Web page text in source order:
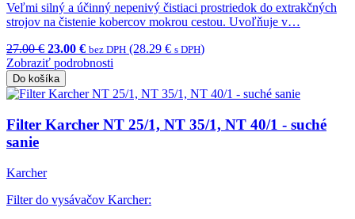
Veľmi silný a účinný nepenivý čistiaci prostriedok do extrakčných
strojov na čistenie kobercov mokrou cestou. Uvoľňuje v…
27.00 € 23.00 € bez DPH (28.29 € s DPH)
Zobraziť podrobnosti
Do košíka
Filter Karcher NT 25/1, NT 35/1, NT 40/1 - suché
sanie
Karcher
Filter do vysávačov Karcher: